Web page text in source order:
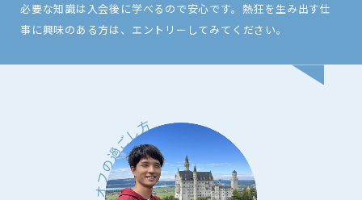
必要な知識は入会後に学べるので安心です。熱狂を生み出す仕
事に興味のある方は、エントリーしてみてください。
オフの過ごし方